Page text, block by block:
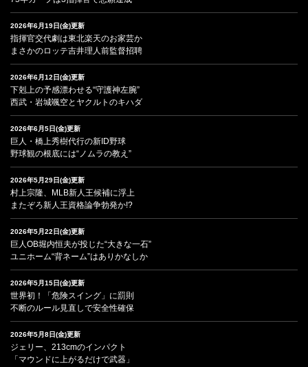
2026年6月19日(金)更新
指揮官交代劇は東北楽天のお家芸か
まさかのロッテ吉井理人前監督招聘
2026年6月12日(金)更新
下剋上の予感漂わせる“守護神左腕”
西武・岩城颯空とヤクルトのキハダ
2026年6月5日(金)更新
巨人・橋上秀樹代行の新ID野球
野球観の根底には“ノムラの教え”
2026年5月29日(金)更新
村上宗隆、MLB新人王候補に浮上
またぞろ新人王資格論争勃発か!?
2026年5月22日(金)更新
巨人OB堀内恒夫が投じた“大きな一石”
ユニホーム“背ネーム”はありかなしか
2026年5月15日(金)更新
世界初！「危険スイング」に罰則
不断のルール見直しで安全性確保
2026年5月8日(金)更新
ジェリー、213cmのインパクト
「マウンドに上がるだけで武器」